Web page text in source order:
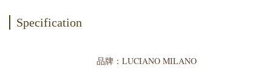
Specification
品牌：LUCIANO MILANO